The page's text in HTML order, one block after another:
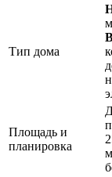
Тип дома
Площадь и
планировка